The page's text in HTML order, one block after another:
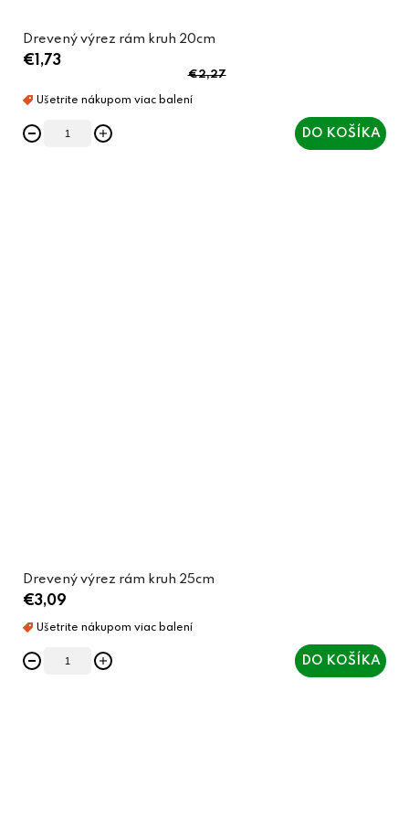
Drevený výrez rám kruh 20cm
€1,73
€2,27
DO KOŠÍKA
Drevený výrez rám kruh 25cm
€3,09
DO KOŠÍKA